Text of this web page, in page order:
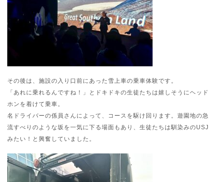
その後は、施設の入り口前にあった雪上車の乗車体験です。
「あれに乗れるんですね！」とドキドキの生徒たちは嬉しそうにヘッド
ホンを着けて乗車。
名ドライバーの係員さんによって、コースを駆け回ります。遊園地の急
流すべりのような坂を一気に下る場面もあり、生徒たちは馴染みのUSJ
みたい！と興奮していました。